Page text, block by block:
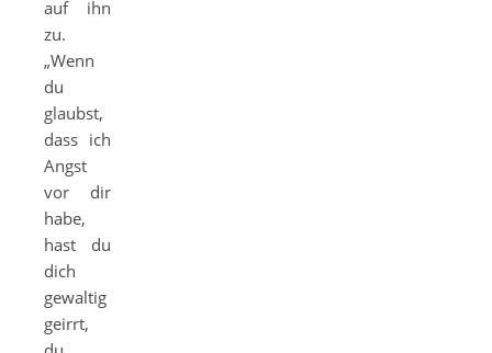
auf ihn
zu.
„Wenn
du
glaubst,
dass ich
Angst
vor dir
habe,
hast du
dich
gewaltig
geirrt,